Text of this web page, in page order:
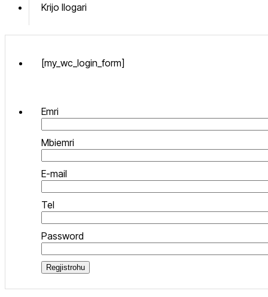
Krijo llogari
[my_wc_login_form]
Emri
Mbiemri
E-mail
Tel
Password
Regjistrohu